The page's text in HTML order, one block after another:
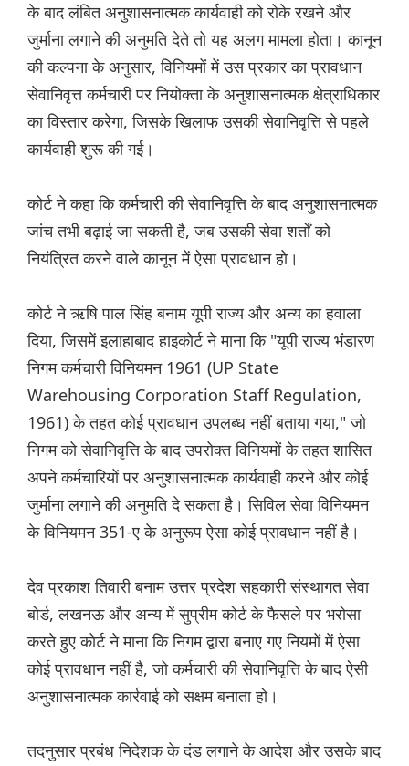
के बाद लंबित अनुशासनात्मक कार्यवाही को रोके रखने और
जुर्माना लगाने की अनुमति देते तो यह अलग मामला होता। कानून
की कल्पना के अनुसार, विनियमों में उस प्रकार का प्रावधान
सेवानिवृत्त कर्मचारी पर नियोक्ता के अनुशासनात्मक क्षेत्राधिकार
का विस्तार करेगा, जिसके खिलाफ उसकी सेवानिवृत्ति से पहले
कार्यवाही शुरू की गई।
कोर्ट ने कहा कि कर्मचारी की सेवानिवृत्ति के बाद अनुशासनात्मक
जांच तभी बढ़ाई जा सकती है, जब उसकी सेवा शर्तों को
नियंत्रित करने वाले कानून में ऐसा प्रावधान हो।
कोर्ट ने ऋषि पाल सिंह बनाम यूपी राज्य और अन्य का हवाला
दिया, जिसमें इलाहाबाद हाइकोर्ट ने माना कि "यूपी राज्य भंडारण
निगम कर्मचारी विनियमन 1961 (UP State
Warehousing Corporation Staff Regulation,
1961) के तहत कोई प्रावधान उपलब्ध नहीं बताया गया," जो
निगम को सेवानिवृत्ति के बाद उपरोक्त विनियमों के तहत शासित
अपने कर्मचारियों पर अनुशासनात्मक कार्यवाही करने और कोई
जुर्माना लगाने की अनुमति दे सकता है। सिविल सेवा विनियमन
के विनियमन 351-ए के अनुरूप ऐसा कोई प्रावधान नहीं है।
देव प्रकाश तिवारी बनाम उत्तर प्रदेश सहकारी संस्थागत सेवा
बोर्ड, लखनऊ और अन्य में सुप्रीम कोर्ट के फैसले पर भरोसा
करते हुए कोर्ट ने माना कि निगम द्वारा बनाए गए नियमों में ऐसा
कोई प्रावधान नहीं है, जो कर्मचारी की सेवानिवृत्ति के बाद ऐसी
अनुशासनात्मक कार्रवाई को सक्षम बनाता हो।
तदनुसार प्रबंध निदेशक के दंड लगाने के आदेश और उसके बाद